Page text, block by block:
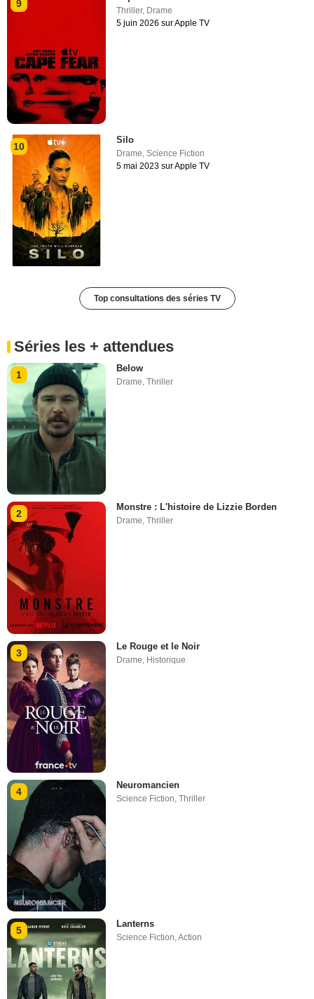
9
Thriller, Drame
5 juin 2026 sur Apple TV
10
Silo
Drame ,Science Fiction
5 mai 2023 sur Apple TV
Top consultations des séries TV
Séries les + attendues
1
Below
Drame,Thriller
2
Monstre : L'histoire de Lizzie Borden
Drame,Thriller
3
Le Rouge et le Noir
Drame Historique
4
Neuromancien
Science Fiction,Thriller
5
Lanterns
Science Fiction,Action